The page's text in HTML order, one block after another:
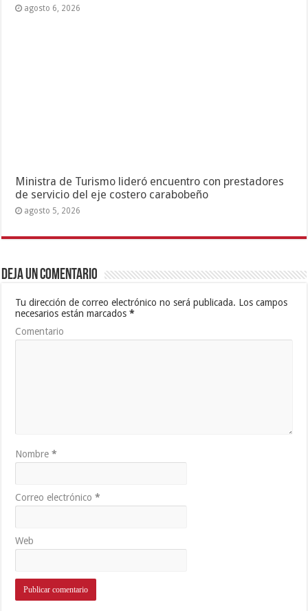
agosto 6, 2026
Ministra de Turismo lideró encuentro con prestadores
de servicio del eje costero carabobeño
agosto 5, 2026
Deja un comentario
Tu dirección de correo electrónico no será publicada. Los campos
necesarios están marcados*
Comentario
Nombre*
Correo electrónico*
Web